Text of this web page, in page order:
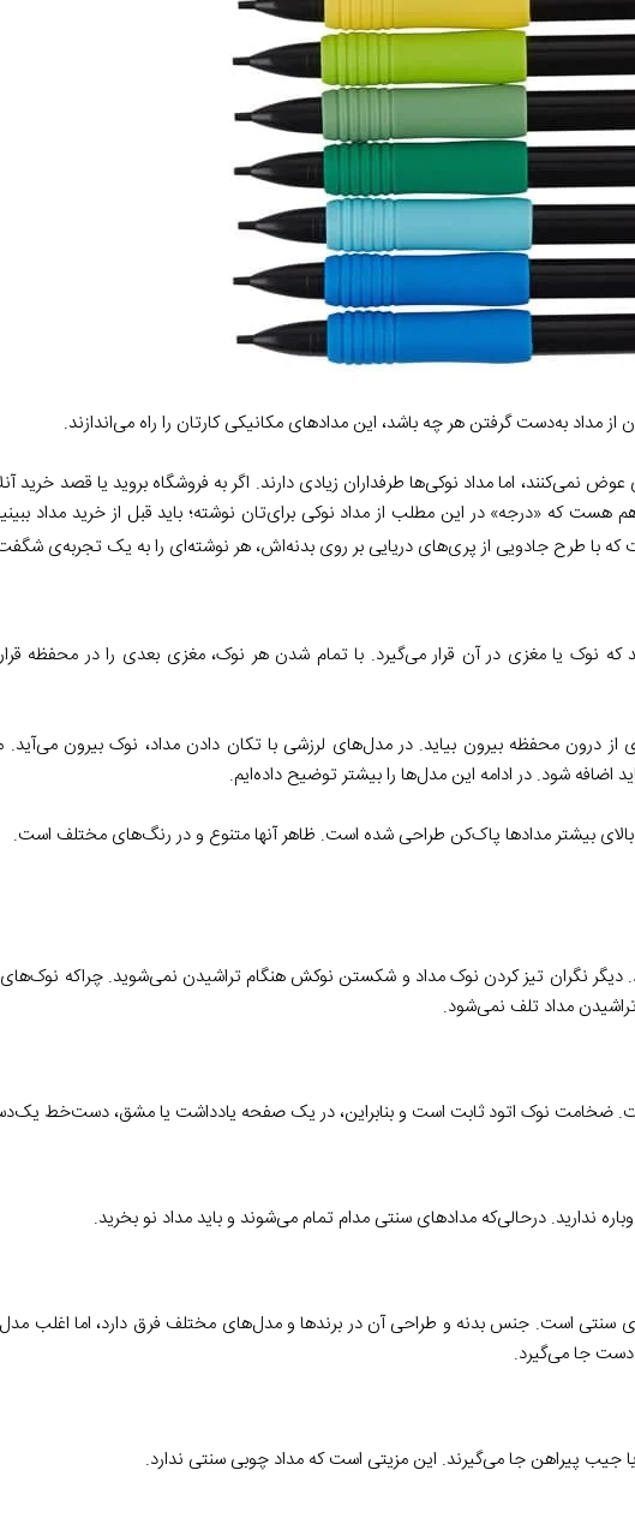
به‌دست گرفتن هر چه باشد، این مدادهای مکانیکی کارتان را راه می‌اندازند.
اما مداد نوکی‌ها طرفداران زیادی دارند. اگر به فروشگاه بروید یا قصد خرید
که «درجه» در این مطلب از مداد نوکی برای‌تان نوشته؛ باید قبل از خرید مداد
که با طرح جادویی از پری‌های دریایی بر روی بدنه‌اش، هر نوشته‌ای را به یک تجربه‌ی
که نوک یا مغزی در آن قرار می‌گیرد. با تمام شدن هر نوک، مغزی بعدی را در محفظه
درون محفظه بیرون بیاید. در مدل‌های لرزشی با تکان دادن مداد، نوک بیرون
شود. در ادامه این مدل‌ها را بیشتر توضیح داده‌ایم.
بالای بیشتر مدادها پاک‌کن طراحی شده است. ظاهر آنها متنوع و در رنگ‌های مختلف است.
دیگر نگران تیز کردن نوک مداد و شکستن نوکش هنگام تراشیدن نمی‌شوید. چراکه نوک‌های
مداد تلف نمی‌شود.
ضخامت نوک اتود ثابت است و بنابراین، در یک صفحه یادداشت یا مشق، دست‌خط
ندارید. درحالی‌که مدادهای سنتی مدام تمام می‌شوند و باید مداد نو بخرید.
سنتی‌ است. جنس بدنه و طراحی آن در برندها و مدل‌های مختلف فرق دارد، اما
جا می‌گیرد.
جیب پیراهن جا می‌گیرند. این مزیتی‌ است که مداد چوبی سنتی ندارد.